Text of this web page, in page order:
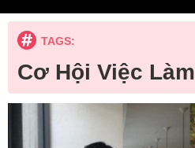
TAGS:
Cơ Hội Việc Làm